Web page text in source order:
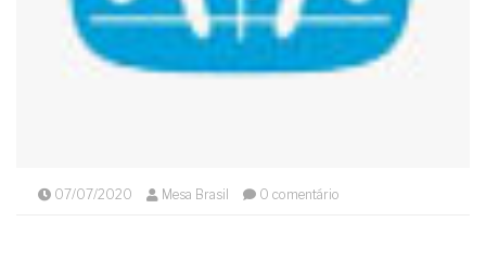
07/07/2020 Mesa Brasil 0 comentário